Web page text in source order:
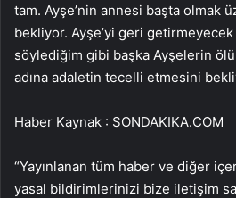
tam. Ayşe’nin annesi başta olmak
bekliyor. Ayşe’yi geri
söylediğim gibi başka Ayşelerin
adına adaletin tecelli etmesini
Haber Kaynak : SONDAKIKA.COM
“Yayınlanan tüm haber ve diğer
yasal bildirimlerinizi bize iletişim